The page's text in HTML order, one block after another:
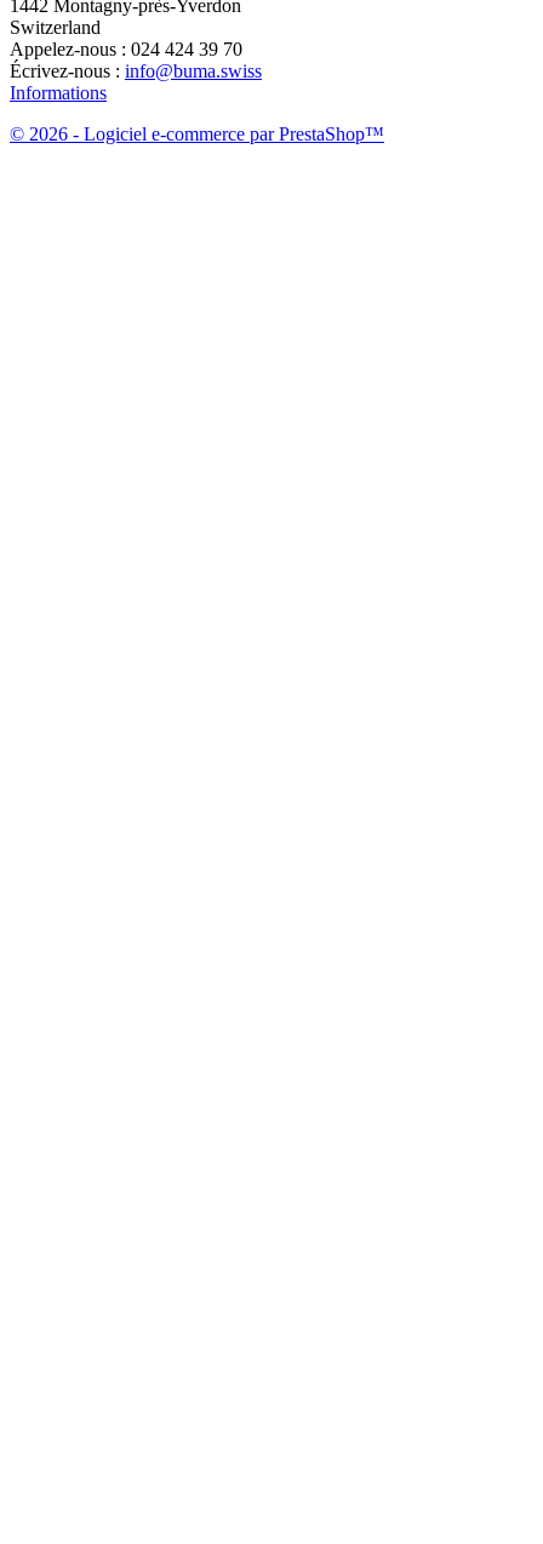
1442 Montagny-près-Yverdon
Switzerland
Appelez-nous : 024 424 39 70
Écrivez-nous : info@buma.swiss
Informations
© 2026 - Logiciel e-commerce par PrestaShop™